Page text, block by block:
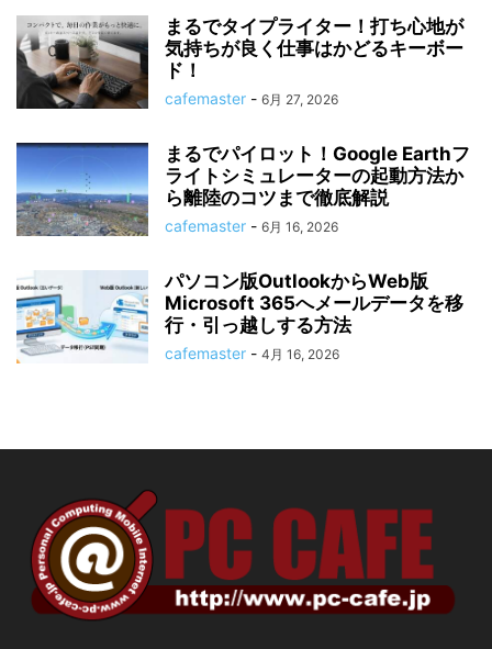
まるでタイプライター！打ち心地が
気持ちが良く仕事はかどるキーボー
ド！
cafemaster - 6月 27, 2026
まるでパイロット！Google Earthフ
ライトシミュレーターの起動方法か
ら離陸のコツまで徹底解説
cafemaster - 6月 16, 2026
パソコン版OutlookからWeb版
Microsoft 365へメールデータを移
行・引っ越しする方法
cafemaster - 4月 16, 2026